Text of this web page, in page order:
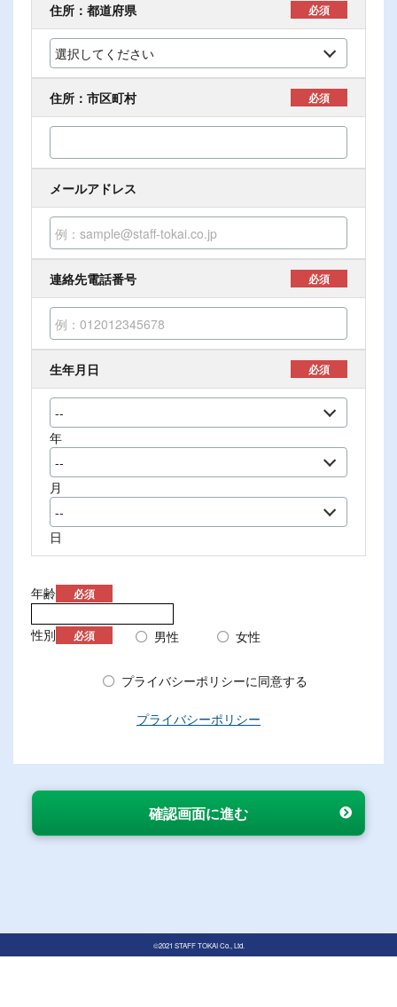
住所：都道府県 必須
住所：市区町村 必須
メールアドレス
連絡先電話番号 必須
生年月日 必須
年
月
日
年齢 必須
性別 必須 男性 女性
プライバシーポリシーに同意する
プライバシーポリシー
©2021 STAFF TOKAI Co., Ltd.